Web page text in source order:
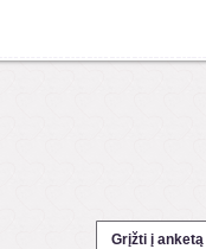
Grįžti į anketą